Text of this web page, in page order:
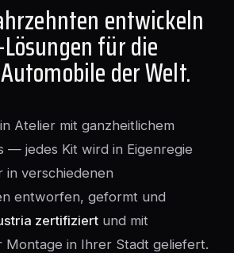
entwickeln
für die
der Welt.
Atelier mit ganzheitlichem
— jedes Kit wird in Eigenregie
in verschiedenen
entworfen, geformt und
zertifiziert und mit
Montage in Ihrer Stadt geliefert.